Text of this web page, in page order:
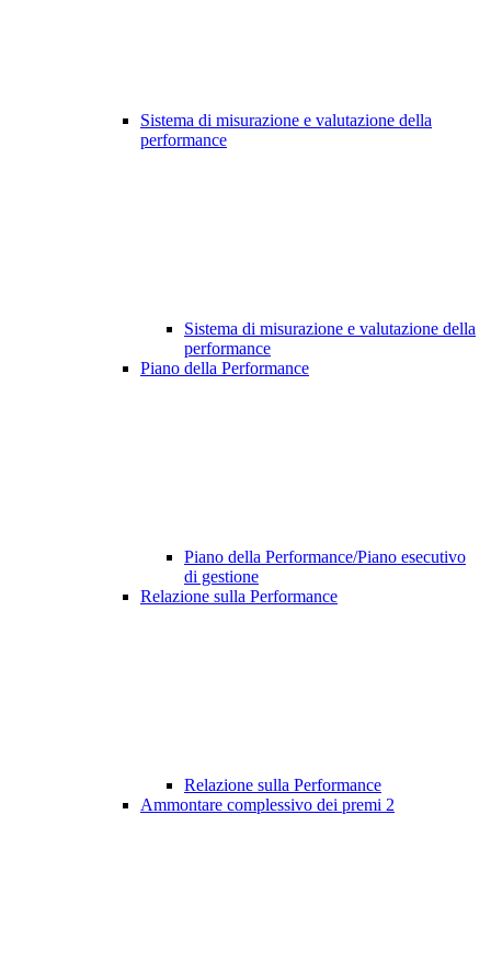
Sistema di misurazione e valutazione della
performance
Sistema di misurazione e valutazione della
performance
Piano della Performance
Piano della Performance/Piano esecutivo
di gestione
Relazione sulla Performance
Relazione sulla Performance
Ammontare complessivo dei premi 2